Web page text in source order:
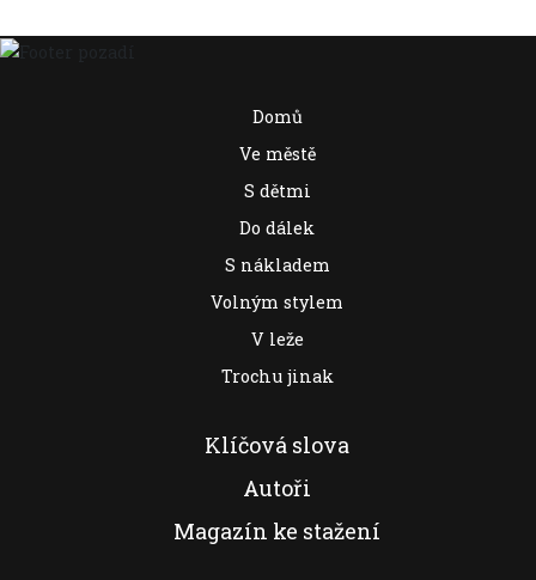
Domů
Ve městě
S dětmi
Do dálek
S nákladem
Volným stylem
V leže
Trochu jinak
Klíčová slova
Autoři
Magazín ke stažení